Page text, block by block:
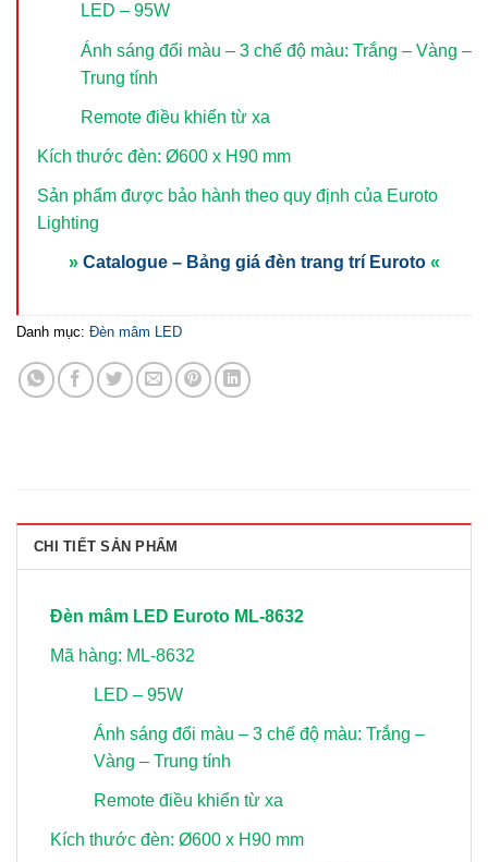
LED – 95W
Ánh sáng đổi màu – 3 chế độ màu: Trắng – Vàng –
Trung tính
Remote điều khiển từ xa
Kích thước đèn: Ø600 x H90 mm
Sản phẩm được bảo hành theo quy định của Euroto
Lighting
» Catalogue – Bảng giá đèn trang trí Euroto «
Danh mục: Đèn mâm LED
CHI TIẾT SẢN PHẨM
Đèn mâm LED Euroto ML-8632
Mã hàng: ML-8632
LED – 95W
Ánh sáng đổi màu – 3 chế độ màu: Trắng –
Vàng – Trung tính
Remote điều khiển từ xa
Kích thước đèn: Ø600 x H90 mm